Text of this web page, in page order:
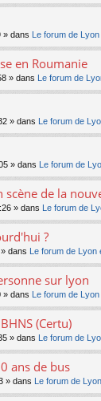
» dans Le forum de
en Roumanie
» dans Le forum de
» dans Le forum de
» dans Le forum de
scène de la
» dans Le forum de
?
dans Le forum de Lyon
sur lyon
» dans Le forum de
(Certu)
» dans Le forum de
ans de bus
» dans Le forum de